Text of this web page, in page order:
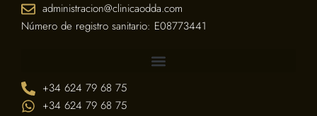
administracion@clinicaodda.com
Número de registro sanitario: E08773441
+34 624 79 68 75
+34 624 79 68 75